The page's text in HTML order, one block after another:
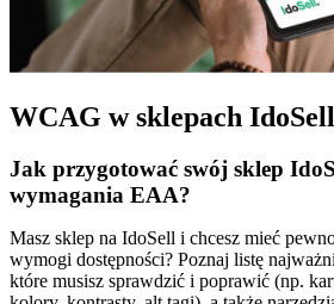
WCAG w sklepach
Jak przygotować swój sklep
wymagania EAA?
Masz sklep na IdoSell i chcesz mieć
wymogi dostępności? Poznaj listę
które musisz sprawdzić i poprawić (np.